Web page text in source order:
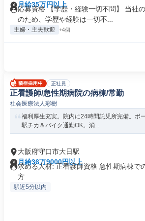
月給35万円以上
応募資格 【学歴・経験一切不問】 当社
のため、学歴や経験は一切不...
主婦・主夫歓迎 +4個
正社員
正看護師/急性期病院の病棟/常勤
社会医療法人彩樹
福利厚生充実。院内に24時間託児所完備。ボ
駅チカ＆バイク通勤OK。消...
大阪府守口市大日駅
月給36万9000円以上
求める人材: 正看護師資格 急性期病棟で
方
駅近5分以内